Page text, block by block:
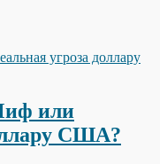
или
США?